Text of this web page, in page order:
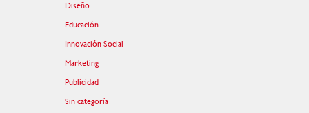
Diseño
Educación
Innovación Social
Marketing
Publicidad
Sin categoría